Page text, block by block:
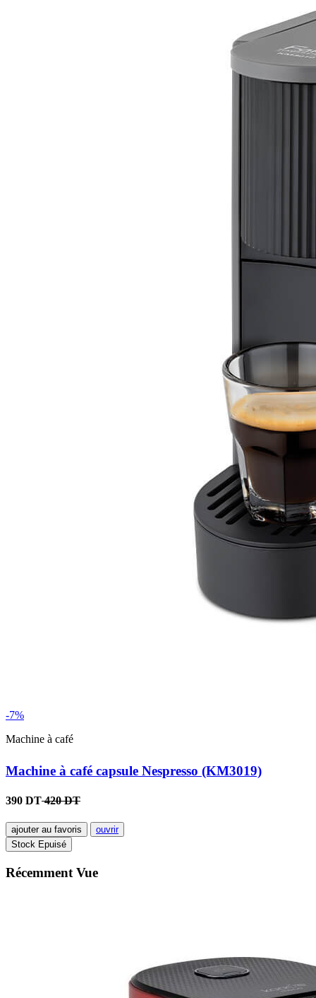
-7%
Machine à café
Machine à café capsule Nespresso (KM3019)
390 DT420 DT
ajouter au favoris
ouvrir
Stock Epuisé
Récemment Vue